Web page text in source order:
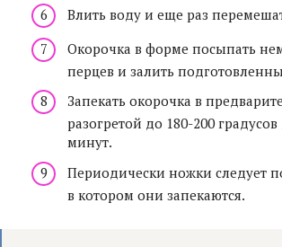
Влить воду и еще раз
Окорочка в форме посыпать
перцев и залить
Запекать окорочка в
разогретой до 180-200 градусов
минут.
Периодически ножки следует
в котором они запекаются.